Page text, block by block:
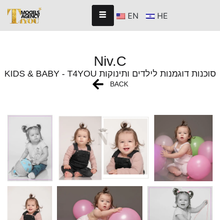
EN HE
Niv.C
KIDS & BABY - T4YOU סוכנות דוגמנות לילדים ותינוקות
BACK